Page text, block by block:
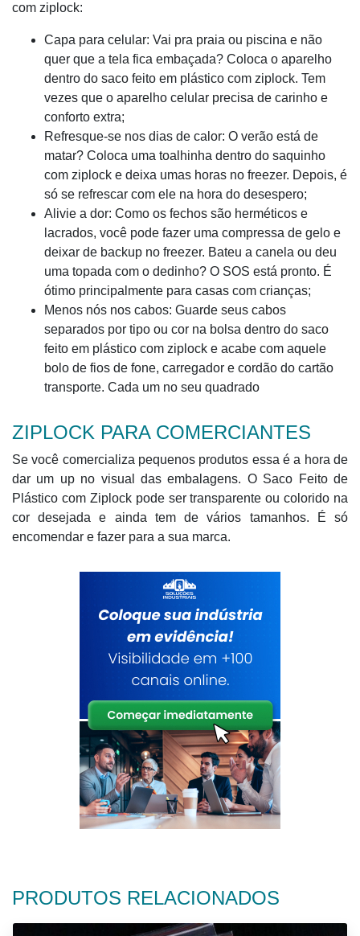
com ziplock:
Capa para celular: Vai pra praia ou piscina e não
quer que a tela fica embaçada? Coloca o aparelho
dentro do saco feito em plástico com ziplock. Tem
vezes que o aparelho celular precisa de carinho e
conforto extra;
Refresque-se nos dias de calor: O verão está de
matar? Coloca uma toalhinha dentro do saquinho
com ziplock e deixa umas horas no freezer. Depois, é
só se refrescar com ele na hora do desespero;
Alivie a dor: Como os fechos são herméticos e
lacrados, você pode fazer uma compressa de gelo e
deixar de backup no freezer. Bateu a canela ou deu
uma topada com o dedinho? O SOS está pronto. É
ótimo principalmente para casas com crianças;
Menos nós nos cabos: Guarde seus cabos
separados por tipo ou cor na bolsa dentro do saco
feito em plástico com ziplock e acabe com aquele
bolo de fios de fone, carregador e cordão do cartão
transporte. Cada um no seu quadrado
ZIPLOCK PARA COMERCIANTES
Se você comercializa pequenos produtos essa é a hora de
dar um up no visual das embalagens. O Saco Feito de
Plástico com Ziplock pode ser transparente ou colorido na
cor desejada e ainda tem de vários tamanhos. É só
encomendar e fazer para a sua marca.
PRODUTOS RELACIONADOS